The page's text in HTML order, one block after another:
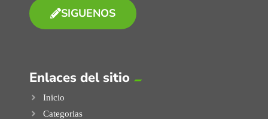
SIGUENOS
Enlaces del sitio
Inicio
Categorias